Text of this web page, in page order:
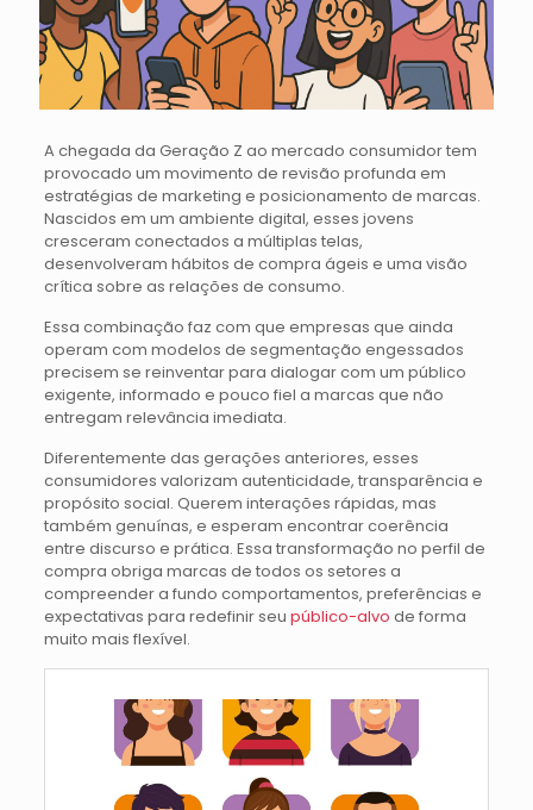
A chegada da Geração Z ao mercado consumidor tem
provocado um movimento de revisão profunda em
estratégias de marketing e posicionamento de marcas.
Nascidos em um ambiente digital, esses jovens
cresceram conectados a múltiplas telas,
desenvolveram hábitos de compra ágeis e uma visão
crítica sobre as relações de consumo.
Essa combinação faz com que empresas que ainda
operam com modelos de segmentação engessados
precisem se reinventar para dialogar com um público
exigente, informado e pouco fiel a marcas que não
entregam relevância imediata.
Diferentemente das gerações anteriores, esses
consumidores valorizam autenticidade, transparência e
propósito social. Querem interações rápidas, mas
também genuínas, e esperam encontrar coerência
entre discurso e prática. Essa transformação no perfil de
compra obriga marcas de todos os setores a
compreender a fundo comportamentos, preferências e
expectativas para redefinir seu público-alvo de forma
muito mais flexível.